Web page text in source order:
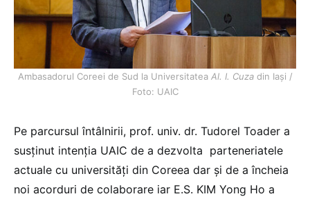
Ambasadorul Coreei de Sud la Universitatea Al. I. Cuzadin Iași /
Foto: UAIC
Pe parcursul întâlnirii, prof. univ. dr. Tudorel Toader a
susținut intenția UAIC de a dezvolta parteneriatele
actuale cu universități din Coreea dar și de a încheia
noi acorduri de colaborare iar E.S. KIM Yong Ho a